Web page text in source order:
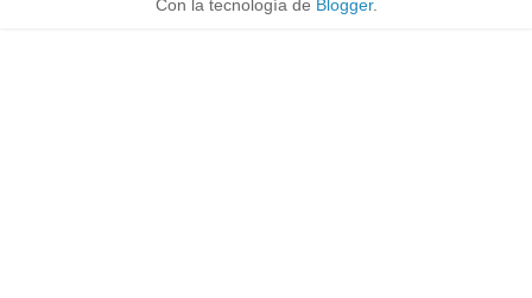
Con la tecnología de Blogger.